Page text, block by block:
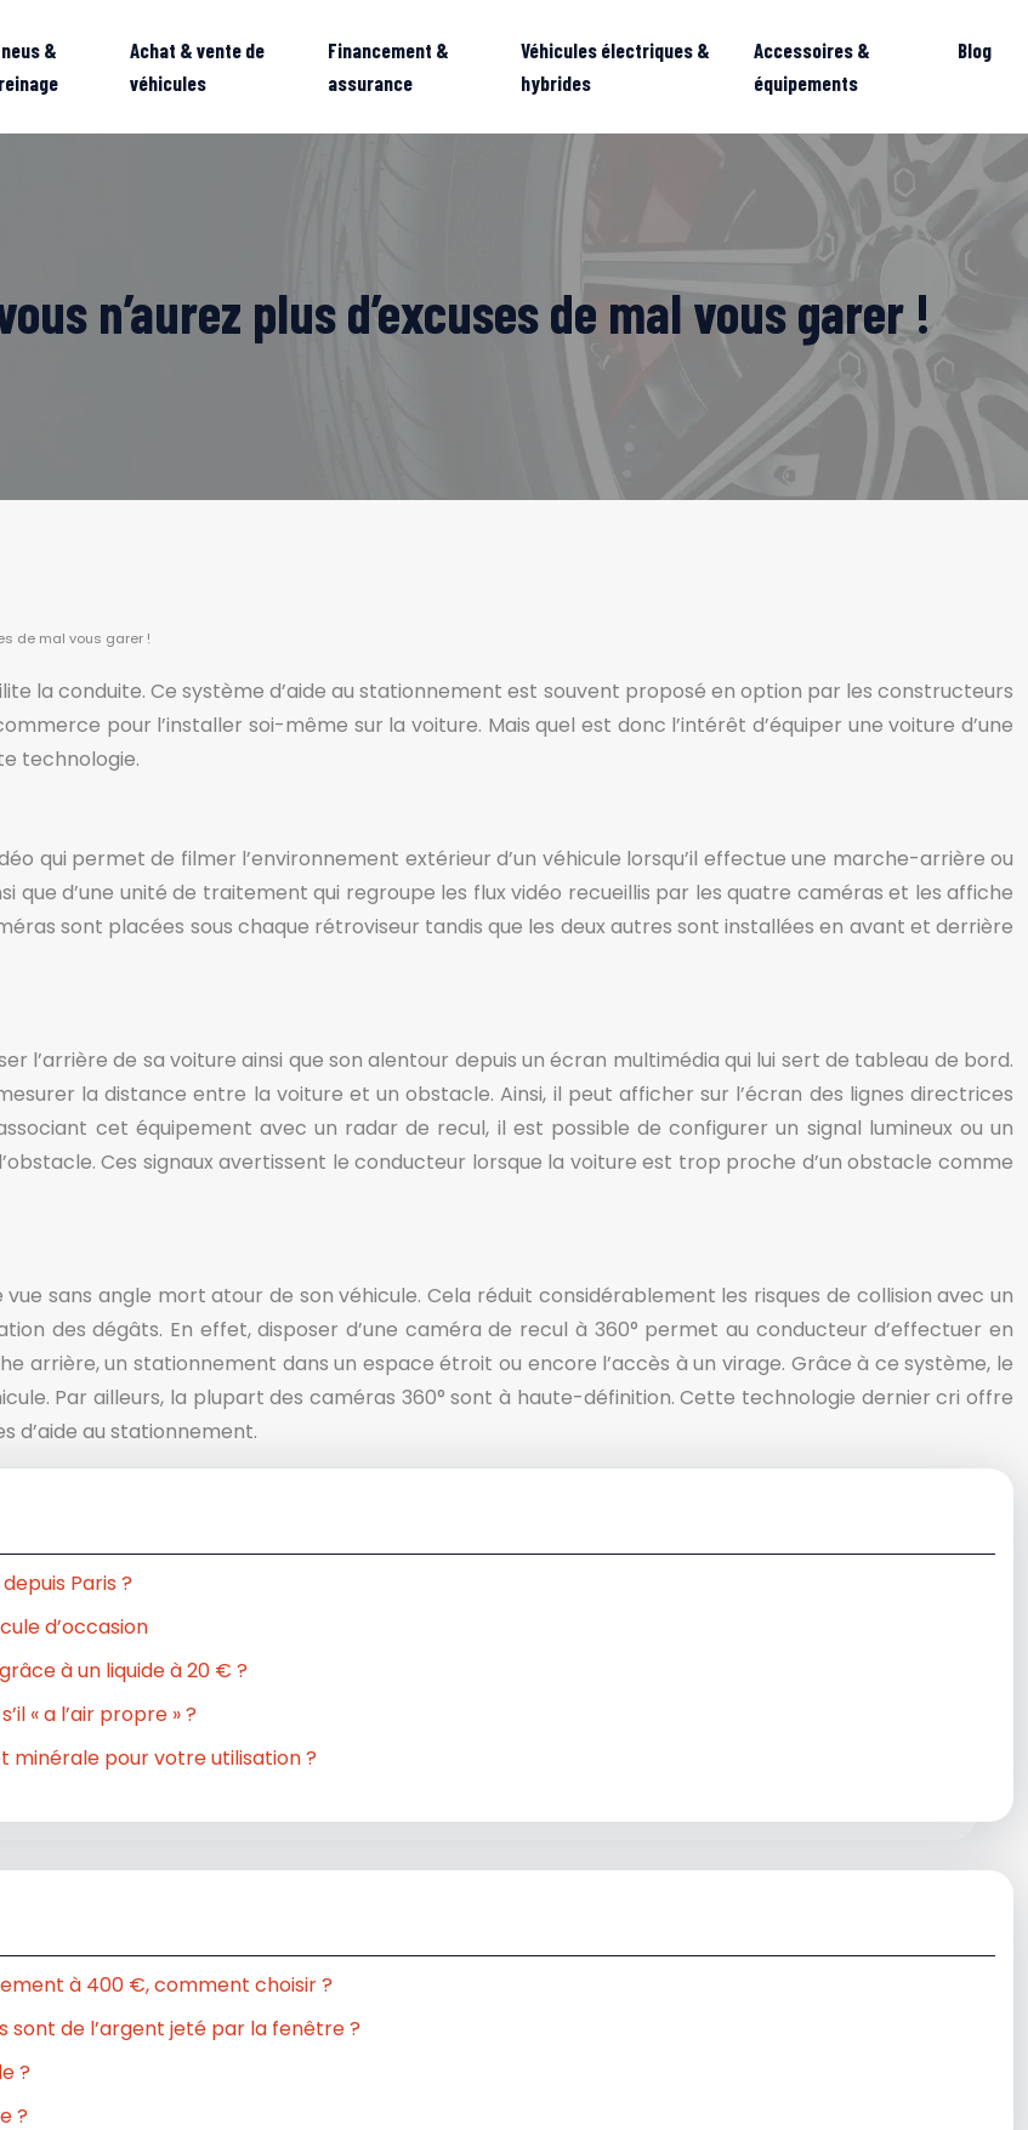
&
Achat & vente de
véhicules
Financement &
assurance
Véhicules électriques &
hybrides
Accessoires &
équipements
Blog
n’aurez plus d’excuses de mal vous garer !
de mal vous garer !
la conduite. Ce système d’aide au stationnement est souvent proposé en option par les constructeurs
pour l’installer soi-même sur la voiture. Mais quel est donc l’intérêt d’équiper une voiture d’une
technologie.
qui permet de filmer l’environnement extérieur d’un véhicule lorsqu’il effectue une marche-arrière ou
que d’une unité de traitement qui regroupe les flux vidéo recueillis par les quatre caméras et les affiche
sont placées sous chaque rétroviseur tandis que les deux autres sont installées en avant et derrière
l’arrière de sa voiture ainsi que son alentour depuis un écran multimédia qui lui sert de tableau de bord.
la distance entre la voiture et un obstacle. Ainsi, il peut afficher sur l’écran des lignes directrices
cet équipement avec un radar de recul, il est possible de configurer un signal lumineux ou un
Ces signaux avertissent le conducteur lorsque la voiture est trop proche d’un obstacle comme
sans angle mort atour de son véhicule. Cela réduit considérablement les risques de collision avec un
des dégâts. En effet, disposer d’une caméra de recul à 360° permet au conducteur d’effectuer en
arrière, un stationnement dans un espace étroit ou encore l’accès à un virage. Grâce à ce système, le
Par ailleurs, la plupart des caméras 360° sont à haute-définition. Cette technologie dernier cri offre
d’aide au stationnement.
Paris ?
d’occasion
à un liquide à 20 € ?
« a l’air propre » ?
minérale pour votre utilisation ?
à 400 €, comment choisir ?
de l’argent jeté par la fenêtre ?
?
?